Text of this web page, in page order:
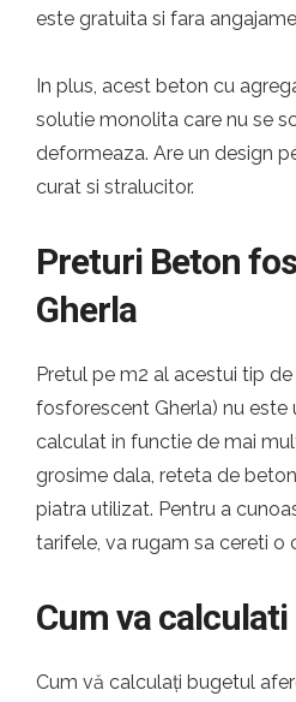
este gratuita si fara
In plus, acest beton cu
solutie monolita care nu se
deformeaza. Are un design
curat si stralucitor.
Preturi Beton
Gherla
Pretul pe m2 al acestui tip
fosforescent Gherla) nu este
calculat in functie de mai
grosime dala, reteta de
piatra utilizat. Pentru a
tarifele, va rugam sa cereti o
Cum va
Cum vă calculați bugetul